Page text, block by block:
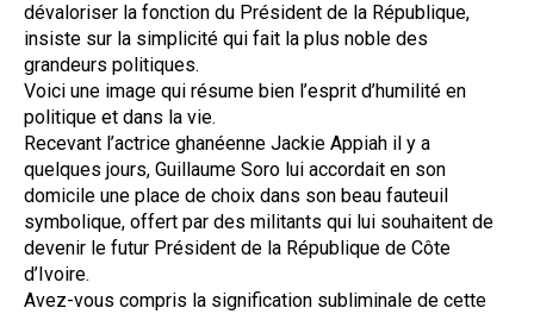
dévaloriser la fonction du Président de la République,
insiste sur la simplicité qui fait la plus noble des
grandeurs politiques.
Voici une image qui résume bien l’esprit d’humilité en
politique et dans la vie.
Recevant l’actrice ghanéenne Jackie Appiah il y a
quelques jours, Guillaume Soro lui accordait en son
domicile une place de choix dans son beau fauteuil
symbolique, offert par des militants qui lui souhaitent de
devenir le futur Président de la République de Côte
d’Ivoire.
Avez-vous compris la signification subliminale de cette